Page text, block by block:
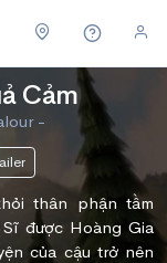
Cảm
-
thân phận tầm
được Hoàng Gia
của cậu trở nên